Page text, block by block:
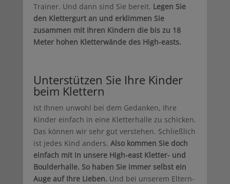
Trainer. Und dann sind Sie bereit. Legen Sie
den Klettergurt an und erklimmen Sie
zusammen mit Ihren Kindern die bis zu 18
Meter hohen Kletterwände des High-easts.
Unterstützen Sie Ihre Kinder
beim Klettern
Ist Ihnen unwohl bei dem Gedanken, Ihre
Kinder einfach in eine Kletterhalle zu schicken.
Das können wir sehr gut verstehen. Schließlich
ist jedes Kind anders. Also kommen Sie doch
einfach mit in unsere High-east Kletter- und
Boulderhalle. So haben Sie immer selbst ein
Auge auf Ihre Lieben. Und bei unserem Eltern-